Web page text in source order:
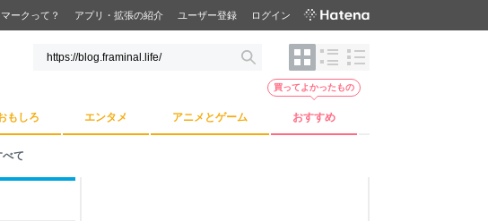
ークって？ アプリ・拡張の紹介 ユーザー登録 ログイン
もしろ エンタメ アニメとゲーム おすすめ
買ってよかったもの
べて